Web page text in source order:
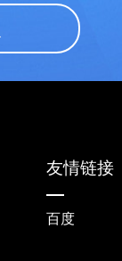
友情链接
百度